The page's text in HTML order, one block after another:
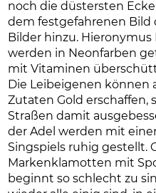
noch die düstersten
dem festgefahrenen Bild
Bilder hinzu. Hieronymus
werden in Neonfarben
mit Vitaminen
Die Leibeigenen können
Zutaten Gold erschaffen,
Straßen damit
der Adel werden mit
Singspiels ruhig gestellt.
Markenklamotten mit
beginnt so schlecht zu